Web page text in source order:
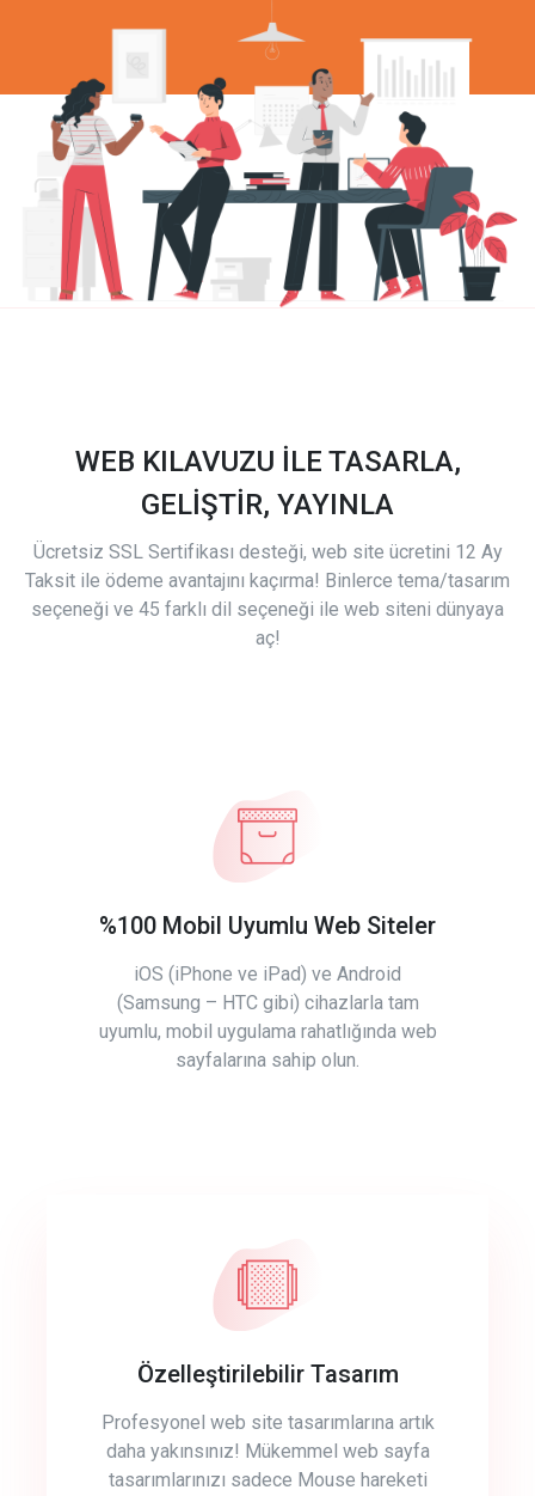
WEB KILAVUZU İLE TASARLA,
GELİŞTİR, YAYINLA
Ücretsiz SSL Sertifikası desteği, web site ücretini 12 Ay
Taksit ile ödeme avantajını kaçırma! Binlerce tema/tasarım
seçeneği ve 45 farklı dil seçeneği ile web siteni dünyaya
aç!
%100 Mobil Uyumlu Web Siteler
iOS (iPhone ve iPad) ve Android
(Samsung – HTC gibi) cihazlarla tam
uyumlu, mobil uygulama rahatlığında web
sayfalarına sahip olun.
Özelleştirilebilir Tasarım
Profesyonel web site tasarımlarına artık
daha yakınsınız! Mükemmel web sayfa
tasarımlarınızı sadece Mouse hareketi